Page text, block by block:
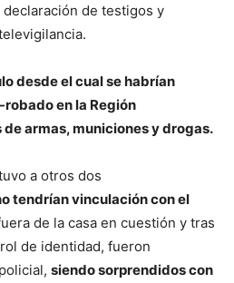
de testigos y
desde el cual se habrían
en la Región
armas, municiones y drogas.
a otros dos
tendrían vinculación con el
de la casa en cuestión y tras
de identidad, fueron
siendo sorprendidos con